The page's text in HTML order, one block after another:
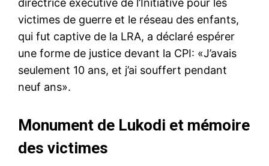
directrice exécutive de l’Initiative pour les
victimes de guerre et le réseau des enfants,
qui fut captive de la LRA, a déclaré espérer
une forme de justice devant la CPI: «J’avais
seulement 10 ans, et j’ai souffert pendant
neuf ans».
Monument de Lukodi et mémoire
des victimes